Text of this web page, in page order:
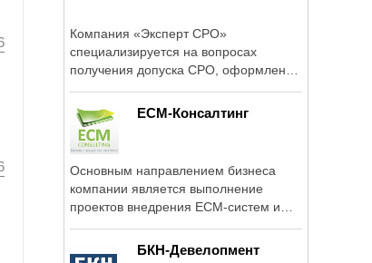
Компания «Эксперт СРО»
специализируется на вопросах
получения допуска СРО, оформлении
ЕСМ-Консалтинг
Основным направлением бизнеса
компании является выполнение
проектов внедрения ЕСМ-систем и
БКН-Девелопмент